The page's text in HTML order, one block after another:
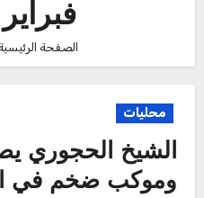
فبراير 2019
الصفحة
محليات
الشيخ الحجوري
وموكب ضخم في